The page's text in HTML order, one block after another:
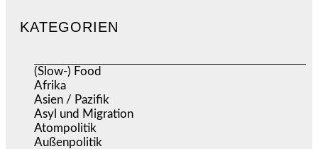
KATEGORIEN
(Slow-) Food
Afrika
Asien / Pazifik
Asyl und Migration
Atompolitik
Außenpolitik